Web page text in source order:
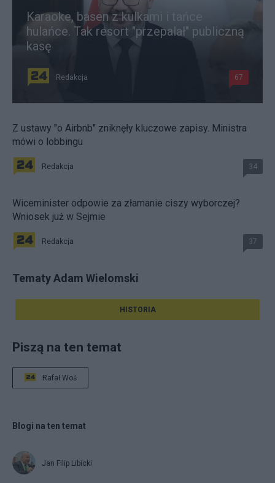
Karaoke, basen z kulkami i tańce
hulańce. Tak resort "przepalał" publiczną
kasę
Redakcja 67
Z ustawy "o Airbnb" zniknęły kluczowe zapisy. Ministra
mówi o lobbingu
Redakcja 34
Wiceminister odpowie za złamanie ciszy wyborczej?
Wniosek już w Sejmie
Redakcja 37
Tematy Adam Wielomski
HISTORIA
Piszą na ten temat
Rafał Woś
Blogi na ten temat
Jan Filip Libicki